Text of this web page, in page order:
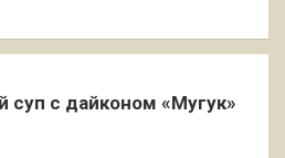
суп с дайконом «Мугук»